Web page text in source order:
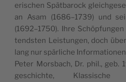
erischen Spät­barock
an Asam (1686–1739) und
(1692–1750). Ihre
tend­sten Leis­tun­gen, doch
lang nur spär­liche
Peter Mors­bach, Dr. phil.,
geschichte, Klas­sis­che